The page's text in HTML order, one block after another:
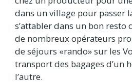
dans un village pour passer
s’attabler dans un bon resto
de nombreux opérateurs
de séjours «rando» sur les
transport des bagages d’un
l’autre.